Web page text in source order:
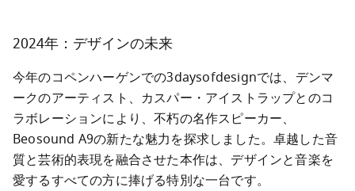
2024年：デザインの未来
今年のコペンハーゲンでの3daysofdesignでは、デンマ
ークのアーティスト、カスパー・アイストラップとのコ
ラボレーションにより、不朽の名作スピーカー、
Beosound A9の新たな魅力を探求しました。卓越した音
質と芸術的表現を融合させた本作は、デザインと音楽を
愛するすべての方に捧げる特別な一台です。